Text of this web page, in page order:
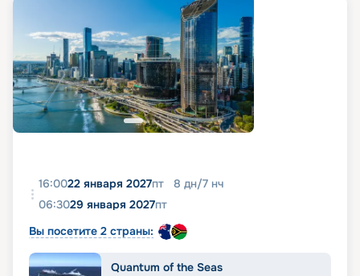
16:0022 января 2027пт 8 дн/7 нч
06:3029 января 2027пт
Вы посетите 2 страны:
Quantum of the Seas